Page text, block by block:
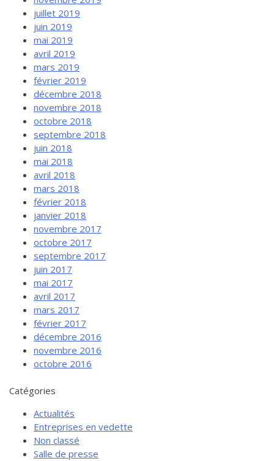
juillet 2019
juin 2019
mai 2019
avril 2019
mars 2019
février 2019
décembre 2018
novembre 2018
octobre 2018
septembre 2018
juin 2018
mai 2018
avril 2018
mars 2018
février 2018
janvier 2018
novembre 2017
octobre 2017
septembre 2017
juin 2017
mai 2017
avril 2017
mars 2017
février 2017
décembre 2016
novembre 2016
octobre 2016
Catégories
Actualités
Entreprises en vedette
Non classé
Salle de presse